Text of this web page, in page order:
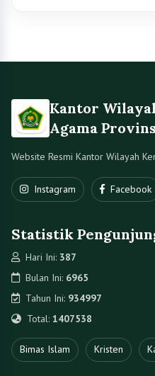
Kantor
Agama
Website Resmi Kantor Wilayah
Instagram Facebook
Statistik
Hari Ini: 387
Bulan Ini: 6965
Tahun Ini: 934997
Total: 1407538
Bimas Islam Kristen